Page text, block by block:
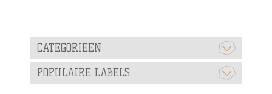
CATEGORIEEN
POPULAIRE LABELS